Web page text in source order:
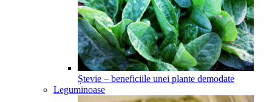
Ștevie – beneficiile unei plante demodate
Leguminoase